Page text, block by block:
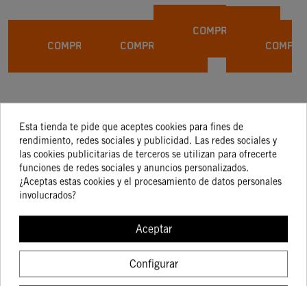
KTM SX
07-12COMPRAR COMPRAR
COMPRAR
Los clientes que
adquirieron este
producto también
compraron:
Esta tienda te pide que aceptes cookies para fines de
rendimiento, redes sociales y publicidad. Las redes sociales y
las cookies publicitarias de terceros se utilizan para ofrecerte
funciones de redes sociales y anuncios personalizados.
¿Aceptas estas cookies y el procesamiento de datos personales
involucrados?
Aceptar
Configurar